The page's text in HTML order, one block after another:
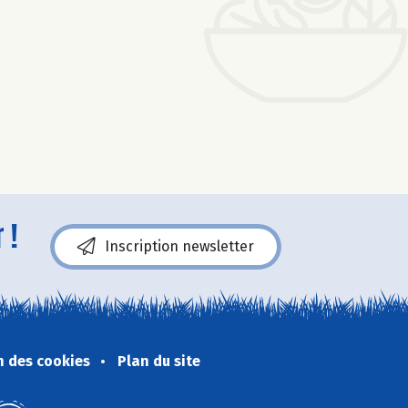
! Inscription newsletter
des cookies Plan du site